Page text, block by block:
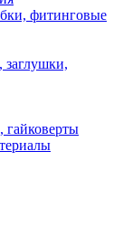
фитинговые
гайковерты